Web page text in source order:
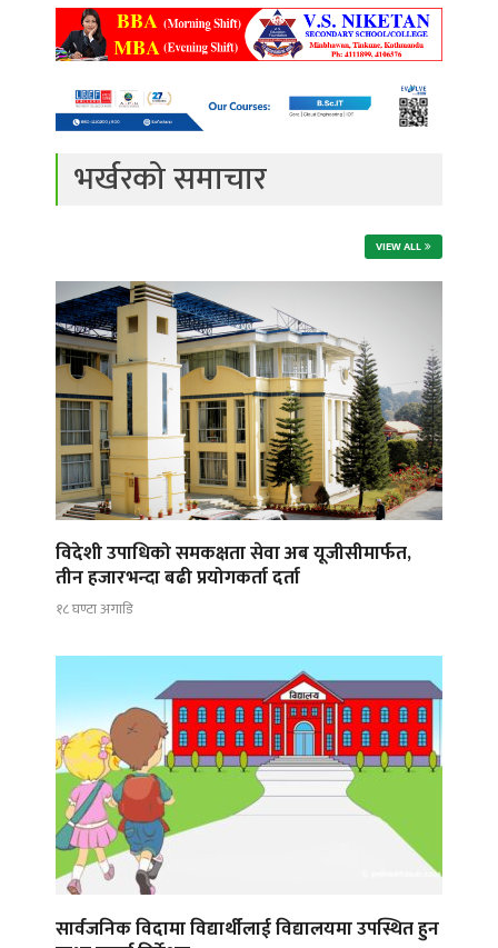
भर्खरको समाचार
VIEW ALL
विदेशी उपाधिको समकक्षता सेवा अब यूजीसीमार्फत,
तीन हजारभन्दा बढी प्रयोगकर्ता दर्ता
१८ घण्टा अगाडि
सार्वजनिक विदामा विद्यार्थीलाई विद्यालयमा उपस्थित हुन